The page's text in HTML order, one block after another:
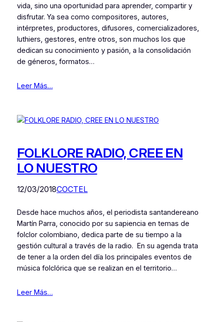
vida, sino una oportunidad para aprender, compartir y
disfrutar. Ya sea como compositores, autores,
intérpretes, productores, difusores, comercializadores,
luthiers, gestores, entre otros, son muchos los que
dedican su conocimiento y pasión, a la consolidación
de géneros, formatos…
Leer Más…
FOLKLORE RADIO, CREE EN
LO NUESTRO
12/03/2018COCTEL
Desde hace muchos años, el periodista santandereano
Martín Parra, conocido por su sapiencia en temas de
folclor colombiano, dedica parte de su tiempo a la
gestión cultural a través de la radio. En su agenda trata
de tener a la orden del día los principales eventos de
música folclórica que se realizan en el territorio…
Leer Más…